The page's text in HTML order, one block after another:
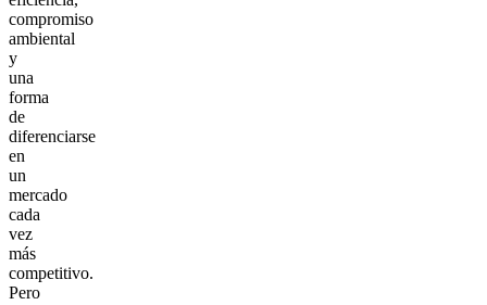
compromiso
ambiental
y
una
forma
de
diferenciarse
en
un
mercado
cada
vez
más
competitivo.
Pero